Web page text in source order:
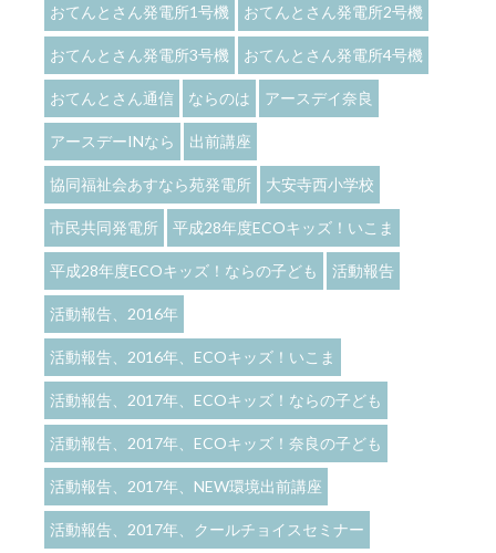
おてんとさん発電所1号機 おてんとさん発電所2号機
おてんとさん発電所3号機 おてんとさん発電所4号機
おてんとさん通信 ならのは アースデイ奈良
アースデーINなら 出前講座
協同福祉会あすなら苑発電所 大安寺西小学校
市民共同発電所 平成28年度ECOキッズ！いこま
平成28年度ECOキッズ！ならの子ども 活動報告
活動報告、2016年
活動報告、2016年、ECOキッズ！いこま
活動報告、2017年、ECOキッズ！ならの子ども
活動報告、2017年、ECOキッズ！奈良の子ども
活動報告、2017年、NEW環境出前講座
活動報告、2017年、クールチョイスセミナー